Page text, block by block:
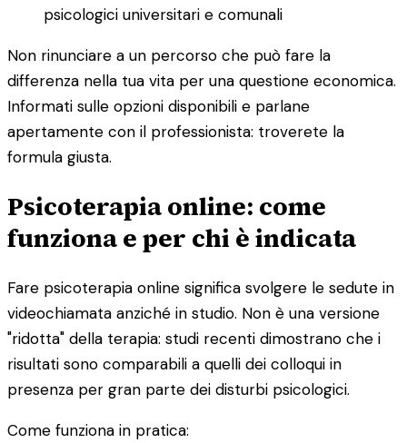
psicologici universitari e comunali
Non rinunciare a un percorso che può fare la
differenza nella tua vita per una questione economica.
Informati sulle opzioni disponibili e parlane
apertamente con il professionista: troverete la
formula giusta.
Psicoterapia online: come
funziona e per chi è indicata
Fare psicoterapia online significa svolgere le sedute in
videochiamata anziché in studio. Non è una versione
"ridotta" della terapia: studi recenti dimostrano che i
risultati sono comparabili a quelli dei colloqui in
presenza per gran parte dei disturbi psicologici.
Come funziona in pratica: